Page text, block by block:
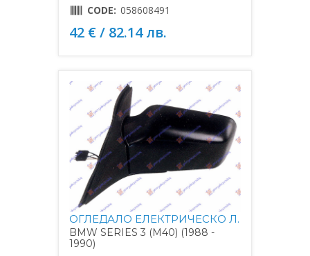
CODE: 058608491
42 € / 82.14 лв.
ОГЛЕДАЛО ЕЛЕКТРИЧЕСКО Л.
BMW SERIES 3 (M40) (1988 -
1990)